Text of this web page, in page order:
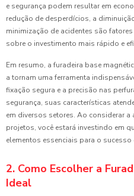
e segurança podem resultar em
redução de desperdícios, a
minimização de acidentes são
sobre o investimento mais rápido e
Em resumo, a furadeira base
a tornam uma ferramenta
fixação segura e a precisão nas
segurança, suas características
em diversos setores. Ao considerar
projetos, você estará investindo em
elementos essenciais para o
2. Como Escolher a
Ideal